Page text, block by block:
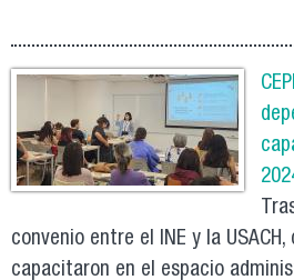
convenio entre el INE y la
capacitaron en el espacio